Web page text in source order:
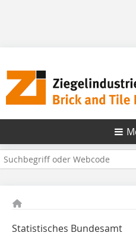
Statistisches Bundesamt